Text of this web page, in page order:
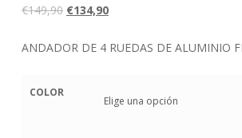
€149,90 El
original
€134,90El
actual
ANDADOR DE 4 RUEDAS DE ALUMINIO
COLOR